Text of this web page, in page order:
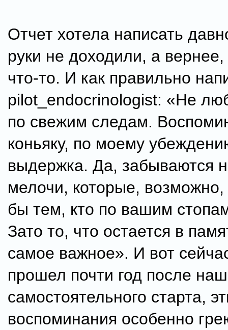
Отчет хотела написать
руки не доходили, а
что-то. И как правильно
pilot_endocrinologist: «Не
по свежим следам.
коньяку, по моему
выдержка. Да, забываются
мелочи, которые, возможно,
бы тем, кто по вашим
Зато то, что остается в
самое важное». И вот
прошел почти год после
самостоятельного старта,
воспоминания особенно